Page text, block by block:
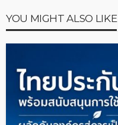
YOU MIGHT ALSO LIKE